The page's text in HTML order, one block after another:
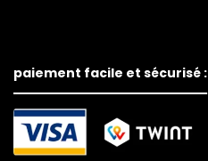
paiement facile et sécurisé :